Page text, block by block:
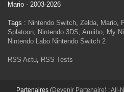
Mario - 2003-2026
Tags : Nintendo Switch, Zelda, Mario,
Splatoon, Nintendo 3DS, Amiibo, My
Nintendo Labo Nintendo Switch 2
RSS Actu, RSS Tests
Partenaires (Devenir Partenaire) :All-